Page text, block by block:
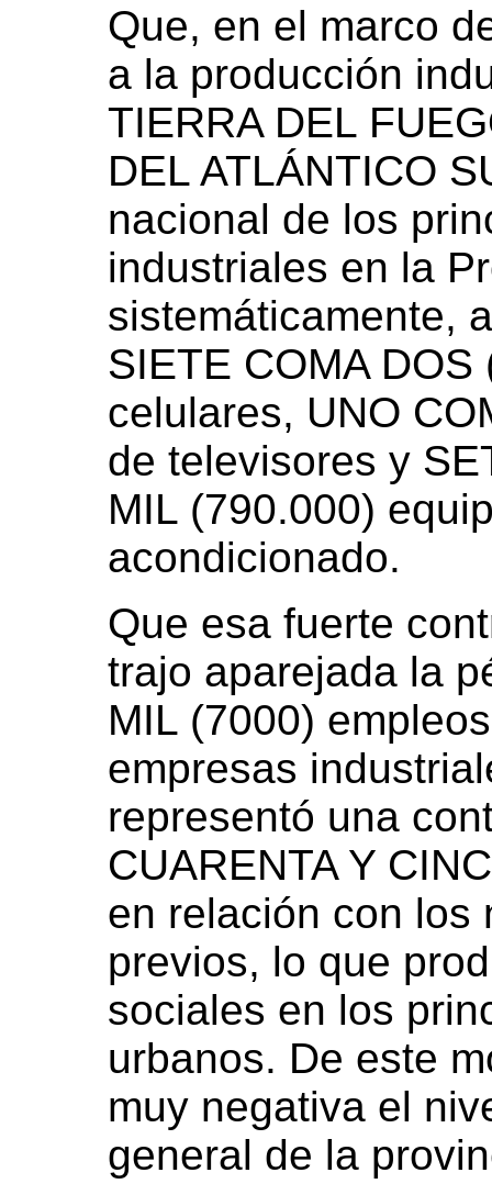
Que, en el marco
a la producción
TIERRA DEL
DEL ATLÁNTICO
nacional de los
industriales en la
sistemáticamente,
SIETE COMA
celulares, UNO
de televisores y
MIL (790.000)
acondicionado.
Que esa fuerte
trajo aparejada la
MIL (7000)
empresas
representó una
CUARENTA Y
en relación con los
previos, lo que
sociales en los
urbanos. De este
muy negativa el
general de la